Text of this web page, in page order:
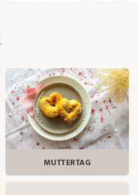
MUTTERTAG